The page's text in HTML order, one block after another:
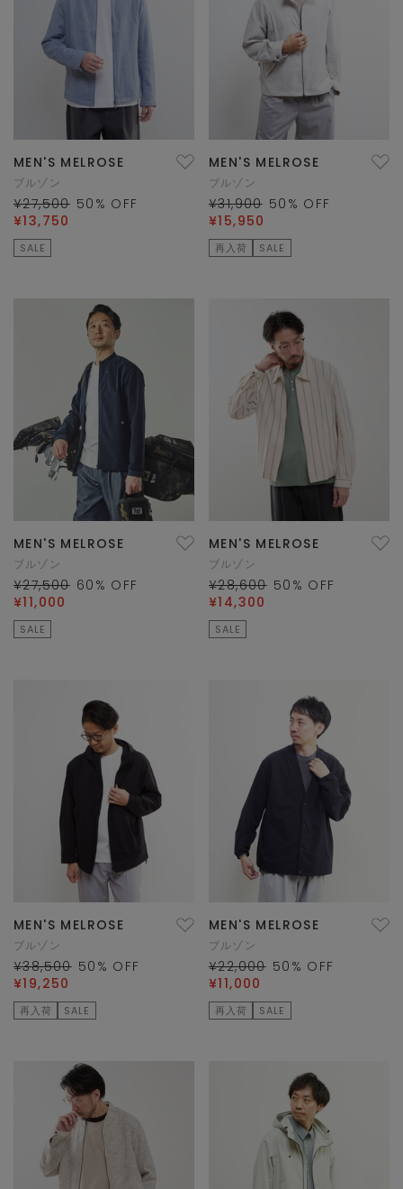
MEN'S MELROSE
ブルゾン
¥27,500 50 % OFF
¥13,750
SALE
MEN'S MELROSE
ブルゾン
¥31,900 50 % OFF
¥15,950
再入荷 SALE
MEN'S MELROSE
ブルゾン
¥27,500 60 % OFF
¥11,000
SALE
MEN'S MELROSE
ブルゾン
¥28,600 50 % OFF
¥14,300
SALE
MEN'S MELROSE
ブルゾン
¥38,500 50 % OFF
¥19,250
再入荷 SALE
MEN'S MELROSE
ブルゾン
¥22,000 50 % OFF
¥11,000
再入荷 SALE